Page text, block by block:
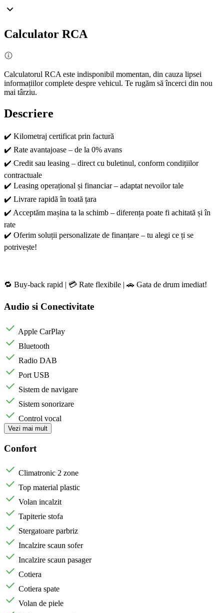
Calculator RCA
Calculatorul RCA este indisponibil momentan, din cauza lipsei
informațiilor complete despre vehicul. Te rugăm să încerci din nou
mai târziu.
Descriere
✔️ Kilometraj certificat prin factură
✔️ Rate avantajoase – de la 0% avans
✔️ Credit sau leasing – direct cu buletinul, conform condițiilor
contractuale
✔️ Leasing operațional și financiar – adaptat nevoilor tale
✔️ Livrare rapidă în toată țara
✔️ Acceptăm mașina ta la schimb – diferența poate fi achitată și în
rate
✔️ Oferim soluții personalizate de finanțare – tu alegi ce ți se
potrivește!
🔁 Buy-back rapid | 💳 Rate flexibile | 🚗 Gata de drum imediat!
Audio si Conectivitate
Apple CarPlay
Bluetooth
Radio DAB
Port USB
Sistem de navigare
Sistem sonorizare
Control vocal
Vezi mai mult
Confort
Climatronic 2 zone
Top material plastic
Volan incalzit
Tapiterie stofa
Stergatoare parbriz
Incalzire scaun sofer
Incalzire scaun pasager
Cotiera
Cotiera spate
Volan de piele